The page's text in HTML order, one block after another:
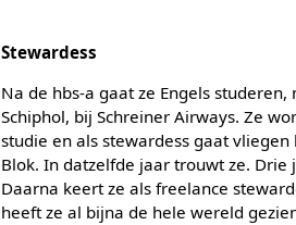
Stewardess
Na de hbs-a gaat ze Engels
Schiphol, bij Schreiner Airways. Ze
studie en als stewardess gaat
Blok. In datzelfde jaar trouwt ze.
Daarna keert ze als freelance
heeft ze al bijna de hele wereld